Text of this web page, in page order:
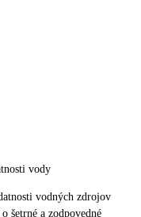
vody
vodných zdrojov
šetrné a zodpovedné